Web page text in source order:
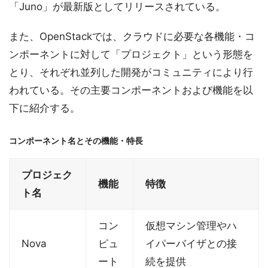
「Juno」が最新版としてリリースされている。
また、OpenStackでは、クラウドに必要な各機能・コ
ンポーネントに対して「プロジェクト」という形態を
とり、それぞれ並列した開発がコミュニティにより行
われている。その主要コンポーネントおよび機能を以
下に紹介する。
コンポーネント名とその機能・特長
プロジェク
ト名
機能 特徴
Nova
コン
ピュ
ート
仮想マシン管理やハ
イパーバイザとの接
続を提供